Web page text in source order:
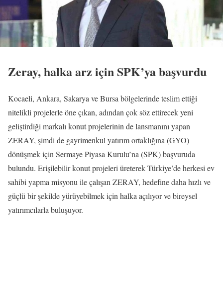
Zeray, halka arz için SPK’ya başvurdu
Kocaeli, Ankara, Sakarya ve Bursa bölgelerinde teslim ettiği
nitelikli projelerle öne çıkan, adından çok söz ettirecek yeni
geliştirdiği markalı konut projelerinin de lansmanını yapan
ZERAY, şimdi de gayrimenkul yatırım ortaklığına (GYO)
dönüşmek için Sermaye Piyasa Kurulu’na (SPK) başvuruda
bulundu. Erişilebilir konut projeleri üreterek Türkiye’de herkesi ev
sahibi yapma misyonu ile çalışan ZERAY, hedefine daha hızlı ve
güçlü bir şekilde yürüyebilmek için halka açılıyor ve bireysel
yatırımcılarla buluşuyor.